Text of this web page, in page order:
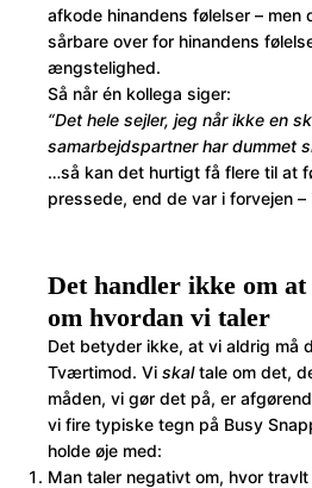
afkode hinandens følelser – men
sårbare over for hinandens
ængstelighed.
Så når én kollega siger:
“Det hele sejler, jeg når ikke en
samarbejdspartner har dummet
…så kan det hurtigt få flere til at
pressede, end de var i forvejen –
Det handler ikke om
om hvordan vi taler
Det betyder ikke, at vi aldrig må
Tværtimod. Vi skaltale om det,
måden, vi gør det på, er
vi fire typiske tegn på Busy
holde øje med:
Man taler negativt om, hvor travlt